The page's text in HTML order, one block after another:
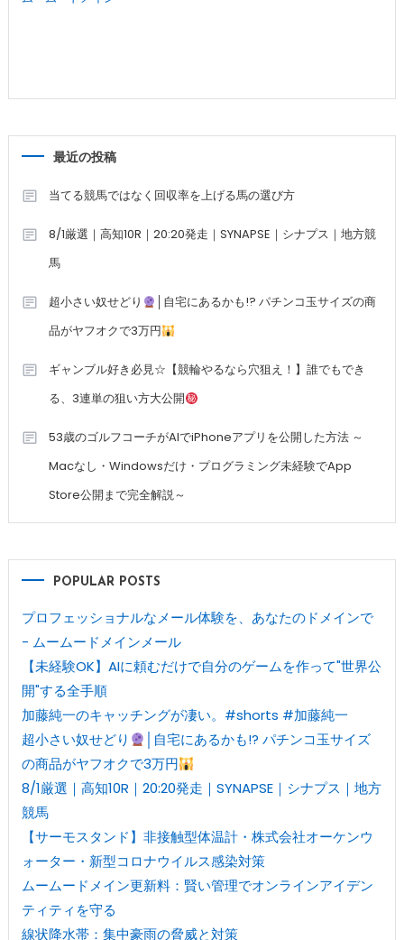
最近の投稿
当てる競馬ではなく回収率を上げる馬の選び方
8/1厳選｜高知10R｜20:20発走｜SYNAPSE｜シナプス｜地方競
馬
超小さい奴せどり
│自宅にあるかも!? パチンコ玉サイズの商
品がヤフオクで3万円
ギャンブル好き必見☆【競輪やるなら穴狙え！】誰でもでき
る、3連単の狙い方大公開
53歳のゴルフコーチがAIでiPhoneアプリを公開した方法 ～
Macなし・Windowsだけ・プログラミング未経験でApp
Store公開まで完全解説～
POPULAR POSTS
プロフェッショナルなメール体験を、あなたのドメインで
- ムームードメインメール
【未経験OK】AIに頼むだけで自分のゲームを作って"世界公
開"する全手順
加藤純一のキャッチングが凄い。#shorts #加藤純一
超小さい奴せどり
│自宅にあるかも!? パチンコ玉サイズ
の商品がヤフオクで3万円
8/1厳選｜高知10R｜20:20発走｜SYNAPSE｜シナプス｜地方
競馬
【サーモスタンド】非接触型体温計・株式会社オーケンウ
ォーター・新型コロナウイルス感染対策
ムームードメイン更新料：賢い管理でオンラインアイデン
ティティを守る
線状降水帯：集中豪雨の脅威と対策